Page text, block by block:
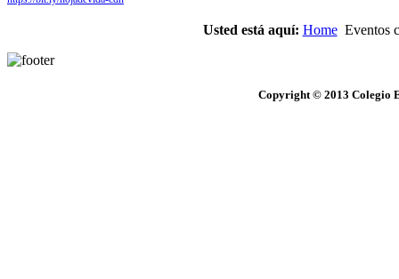
Usted está aquí: Home Eventos
Copyright © 2013 Colegio